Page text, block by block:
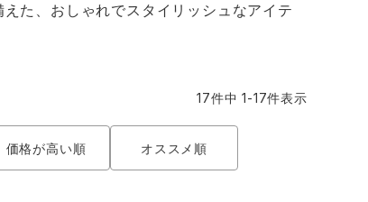
東洋物産工業
た、おしゃれでスタイリッシュなアイテ
価格が高い順 オススメ順
17件中 1-17件表示